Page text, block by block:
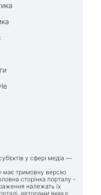
у сфері медіа —
має тримовну версію
сторінка порталу -
належать їх
авторами яких є